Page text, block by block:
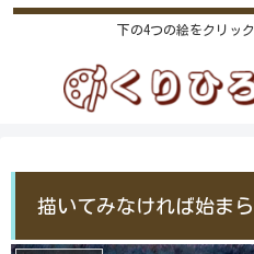
下の4つの絵をクリッ
描いてみなければ始ま